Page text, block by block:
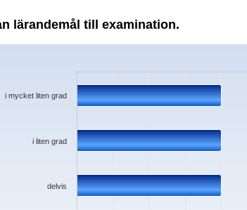
lärandemål till examination.
chart has 1 X axis displaying categories.
chart has 1 Y axis displaying values. Data ranges from 2 to 5.
delvis
i liten grad
i mycket liten grad